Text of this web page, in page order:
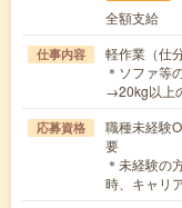
全額支給
仕事内容
軽作業（仕
＊ソファ等
→20kg以上
応募資格
職種未経験
要
＊未経験の
時、キャリ